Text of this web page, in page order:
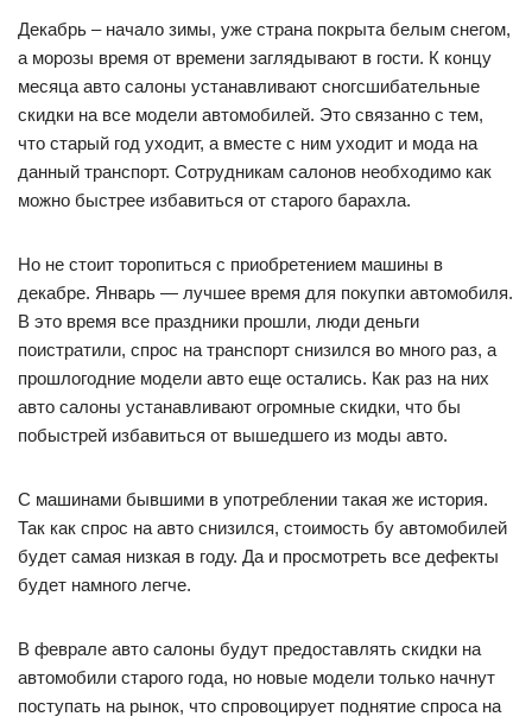
Декабрь – начало зимы, уже страна покрыта белым снегом,
а морозы время от времени заглядывают в гости. К концу
месяца авто салоны устанавливают сногсшибательные
скидки на все модели автомобилей. Это связанно с тем,
что старый год уходит, а вместе с ним уходит и мода на
данный транспорт. Сотрудникам салонов необходимо как
можно быстрее избавиться от старого барахла.
Но не стоит торопиться с приобретением машины в
декабре. Январь — лучшее время для покупки автомобиля.
В это время все праздники прошли, люди деньги
поистратили, спрос на транспорт снизился во много раз, а
прошлогодние модели авто еще остались. Как раз на них
авто салоны устанавливают огромные скидки, что бы
побыстрей избавиться от вышедшего из моды авто.
С машинами бывшими в употреблении такая же история.
Так как спрос на авто снизился, стоимость бу автомобилей
будет самая низкая в году. Да и просмотреть все дефекты
будет намного легче.
В феврале авто салоны будут предоставлять скидки на
автомобили старого года, но новые модели только начнут
поступать на рынок, что спровоцирует поднятие спроса на